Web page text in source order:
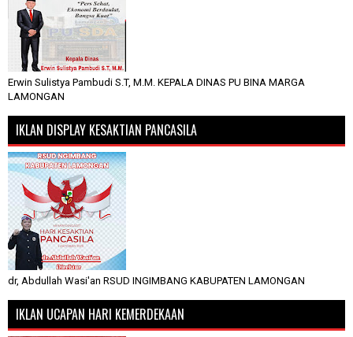
Erwin Sulistya Pambudi S.T, M.M. KEPALA DINAS PU BINA MARGA
LAMONGAN
IKLAN DISPLAY KESAKTIAN PANCASILA
dr, Abdullah Wasi'an RSUD INGIMBANG KABUPATEN LAMONGAN
IKLAN UCAPAN HARI KEMERDEKAAN